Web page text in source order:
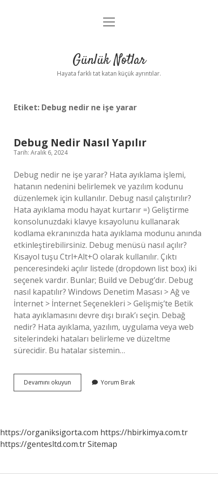
Anasayfa
Yasal Uyarı
menüyü
Günlük Notlar
Hayata farklı tat katan küçük ayrıntılar.
Etiket: Debug nedir ne işe yarar
Debug Nedir Nasıl Yapılır
Tarih: Aralık 6, 2024
Debug nedir ne işe yarar? Hata ayıklama işlemi,
hatanın nedenini belirlemek ve yazılım kodunu
düzenlemek için kullanılır. Debug nasıl çalıştırılır?
Hata ayıklama modu hayat kurtarır =) Geliştirme
konsolunuzdaki klavye kısayolunu kullanarak
kodlama ekranınızda hata ayıklama modunu anında
etkinleştirebilirsiniz. Debug menüsü nasıl açılır?
Kısayol tuşu Ctrl+Alt+O olarak kullanılır. Çıktı
penceresindeki açılır listede (dropdown list box) iki
seçenek vardır. Bunlar; Build ve Debug’dır. Debug
nasıl kapatılır? Windows Denetim Masası > Ağ ve
İnternet > İnternet Seçenekleri > Gelişmiş’te Betik
hata ayıklamasını devre dışı bırak’ı seçin. Debağ
nedir? Hata ayıklama, yazılım, uygulama veya web
sitelerindeki hataları belirleme ve düzeltme
sürecidir. Bu hatalar sistemin…
Devamını okuyun
Nedir
Yorum Bırak
https://organiksigorta.com https://hbirkimya.com.tr
https://gentesltd.com.trSitemap